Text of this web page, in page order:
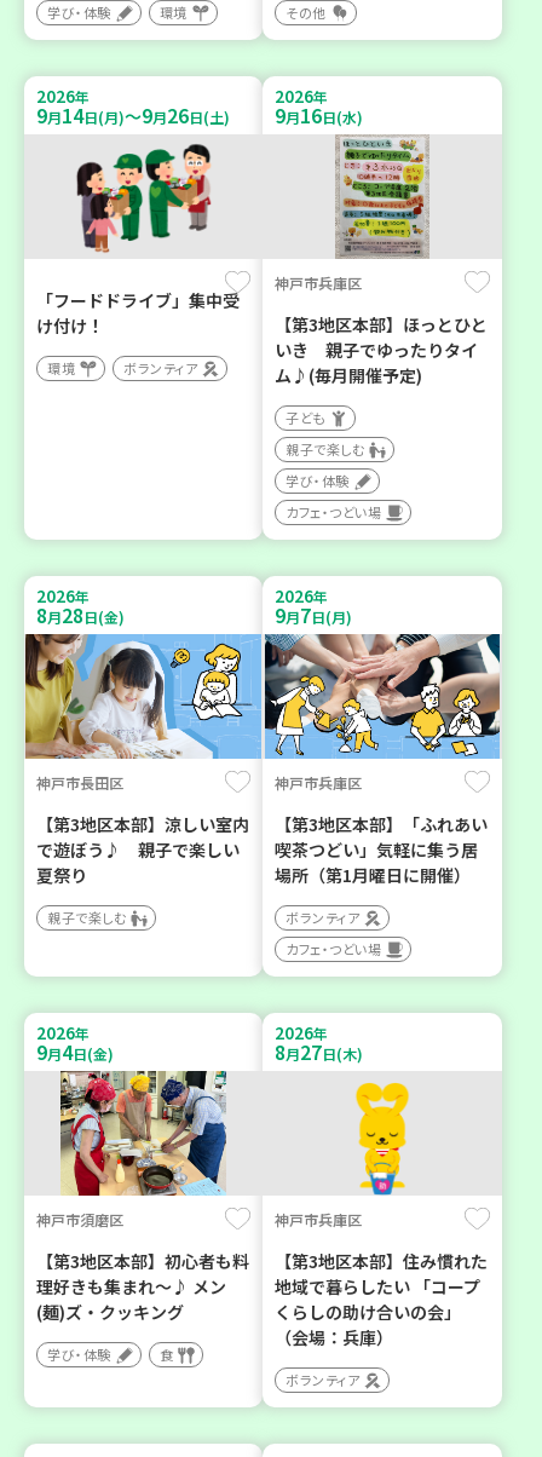
学び・体験
環境
その他
2026年
9月14日(月)～9月26日(土)
「フードドライブ」集中受
け付け！
環境 ボランティア
2026年
9月16日(水)
神戸市兵庫区
【第3地区本部】ほっとひと
いき 親子でゆったりタイ
ム♪(毎月開催予定)
子ども
親子で楽しむ
学び・体験
カフェ・つどい場
2026年
8月28日(金)
神戸市長田区
【第3地区本部】涼しい室内
で遊ぼう♪ 親子で楽しい
夏祭り
親子で楽しむ
2026年
9月7日(月)
神戸市兵庫区
【第3地区本部】「ふれあい
喫茶つどい」気軽に集う居
場所（第1月曜日に開催）
ボランティア
カフェ・つどい場
2026年
9月4日(金)
神戸市須磨区
【第3地区本部】初心者も料
理好きも集まれ～♪ メン
(麺)ズ・クッキング
学び・体験 食
2026年
8月27日(木)
神戸市兵庫区
【第3地区本部】住み慣れた
地域で暮らしたい 「コープ
くらしの助け合いの会」
（会場：兵庫）
ボランティア